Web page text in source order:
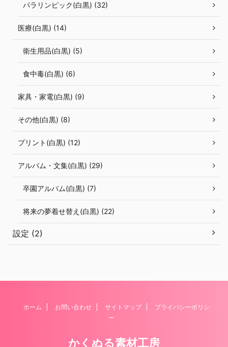
パラリンピック(白黒) (32)
医療(白黒) (14)
衛生用品(白黒) (5)
食中毒(白黒) (6)
家具・家電(白黒) (9)
その他(白黒) (8)
プリント(白黒) (12)
アルバム・文集(白黒) (29)
卒園アルバム(白黒) (7)
将来の夢着せ替え(白黒) (22)
設定 (2)
ホーム お問い合わせ サイトマップ
プライバシーポリシ
ー
かくぬる素材工房